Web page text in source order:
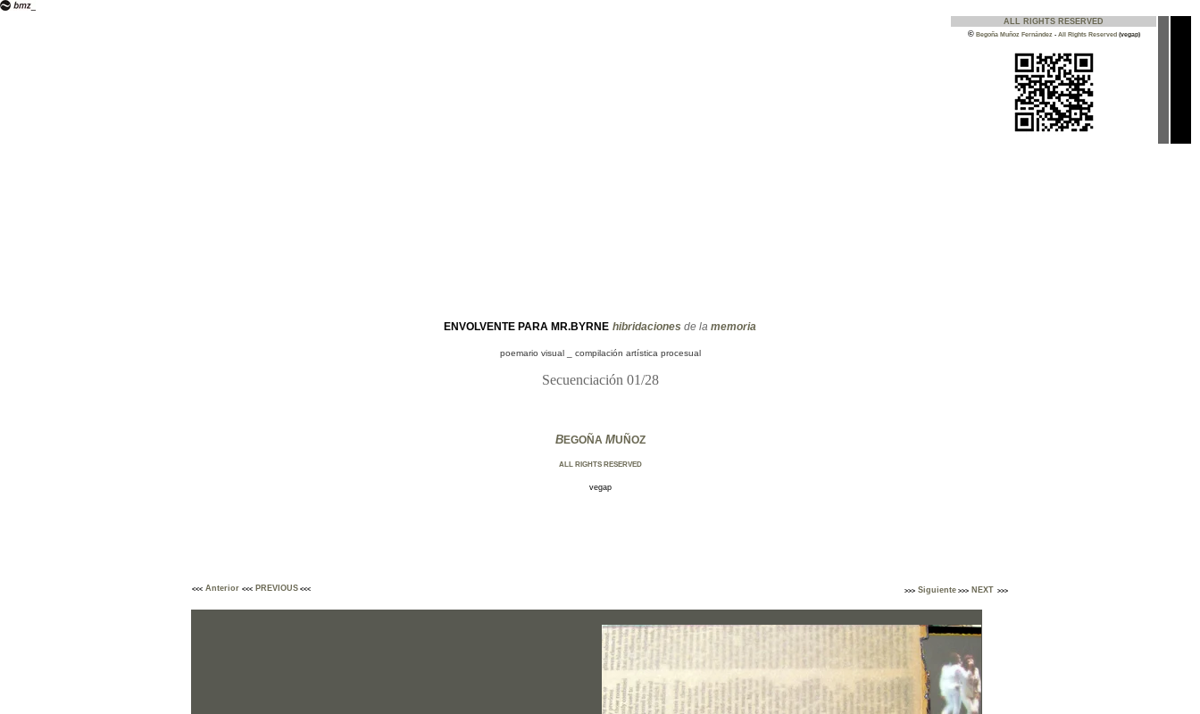
ALL RIGHTS RESERVED
©Begoña Muñoz Fernández - All Rights Reserved (vegap)
ENVOLVENTE PARA MR.BYRNE hibridaciones de la memoria
poemario visual _ compilación artística procesual
Secuenciación 01/28
BEGOÑA MUÑOZ
ALL RIGHTS RESERVED
vegap
<<< Anterior <<< PREVIOUS <<< >>> Siguiente >>> NEXT >>>